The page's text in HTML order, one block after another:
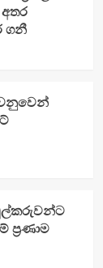
ගනී
ප්‍රණාම